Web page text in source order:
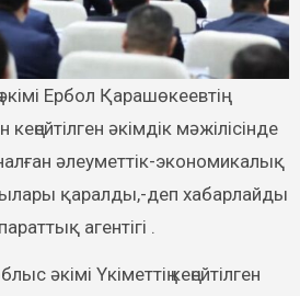
әкімдік мәжілісінде
әлеуметтік-экономикалық
қаралды,-деп хабарлайды
агентігі .
әкімі Үкіметтің кеңейтілген